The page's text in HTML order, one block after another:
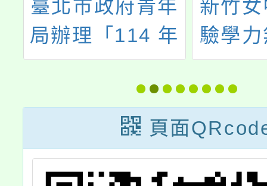
臺北市政府青年
局辦理「114 年
度
LOOK@ME！
青少年時尚造型
設計競賽」
新竹
驗學
畫與
頁面